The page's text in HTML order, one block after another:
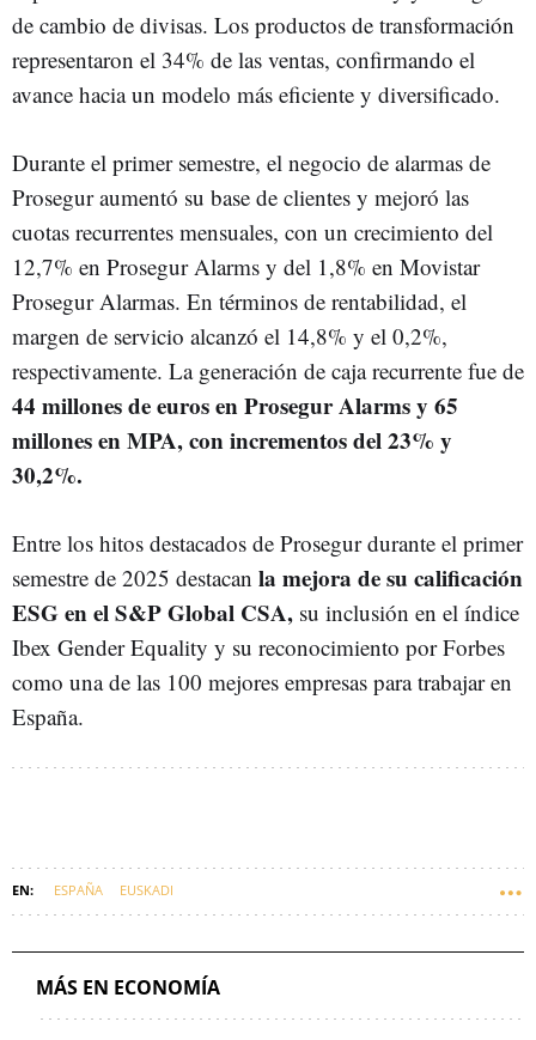
de cambio de divisas. Los productos de transformación
representaron el 34% de las ventas, confirmando el
avance hacia un modelo más eficiente y diversificado.
Durante el primer semestre, el negocio de alarmas de
Prosegur aumentó su base de clientes y mejoró las
cuotas recurrentes mensuales, con un crecimiento del
12,7% en Prosegur Alarms y del 1,8% en Movistar
Prosegur Alarmas. En términos de rentabilidad, el
margen de servicio alcanzó el 14,8% y el 0,2%,
respectivamente. La generación de caja recurrente fue de
44 millones de euros en Prosegur Alarms y 65
millones en MPA, con incrementos del 23% y
30,2%.
Entre los hitos destacados de Prosegur durante el primer
semestre de 2025 destacan la mejora de su calificación
ESG en el S&P Global CSA, su inclusión en el índice
Ibex Gender Equality y su reconocimiento por Forbes
como una de las 100 mejores empresas para trabajar en
España.
ESPAÑA EUSKADI
MÁS EN ECONOMÍA